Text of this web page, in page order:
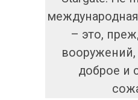
– это,
доброе и